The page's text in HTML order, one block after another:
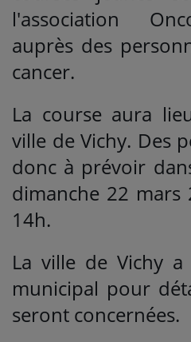
l'association
auprès des
cancer.
La course aura
ville de Vichy. Des
donc à prévoir
dimanche 22
14h.
La ville de Vichy
municipal pour
seront concernées.